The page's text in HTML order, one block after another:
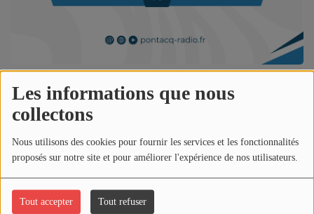
Les informations que nous
collectons
Nous utilisons des cookies pour fournir les services et les fonctionnalités
proposés sur notre site et pour améliorer l'expérience de nos utilisateurs.
Tout accepter Tout refuser
ANNONCEURS & ESPACE PRO
LOCATION DE STUDIOS
L'INFORMATION
EN QUOI ÇA CONSISTE ?
ÉCOUTEZ LES PRODUCTIONS
24 février 2024 - 21:25
Réécoutez le match entre lePAU NOUSTY SPORTS